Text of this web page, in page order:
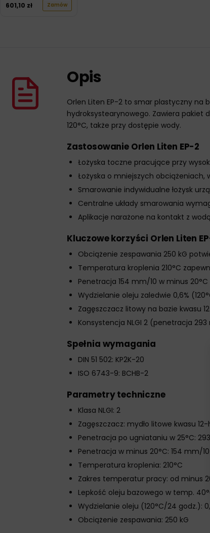
601,10 zł Zamów
Opis
Orlen Liten EP-2 to smar plastyczny na
hydroksystearynowego. Zawiera pakiet
120°C, także przy dostępie wody.
Zastosowanie Orlen Liten EP-2
Łożyska toczne pracujące przy
Łożyska o mniejszych
Smarowanie indywidualne łożysk
Centralne układy smarowania
Aplikacje narażone na kontakt z wodą
Kluczowe korzyści Orlen Liten
Obciążenie zespawania 250 kG
Temperatura kroplenia 210°C
Penetracja 154 mm/10 w minus
Wydzielanie oleju zaledwie 0,6%
Zagęszczacz litowy na bazie kwasu
Konsystencja NLGI 2 (penetracja
Spełnia wymagania
DIN 51 502: KP2K-20
ISO 6743-9: BCHB-2
Parametry techniczne
Klasa NLGI: 2
Zagęszczacz: mydło litowe kwasu
Penetracja po ugniataniu w 25°C:
Penetracja w minus 20°C: 154 mm/10
Temperatura kroplenia: 210°C
Zakres temperatur pracy: od minus
Lepkość oleju bazowego w temp.
Wydzielanie oleju (120°C/24 godz.):
Obciążenie zespawania: 250 kG